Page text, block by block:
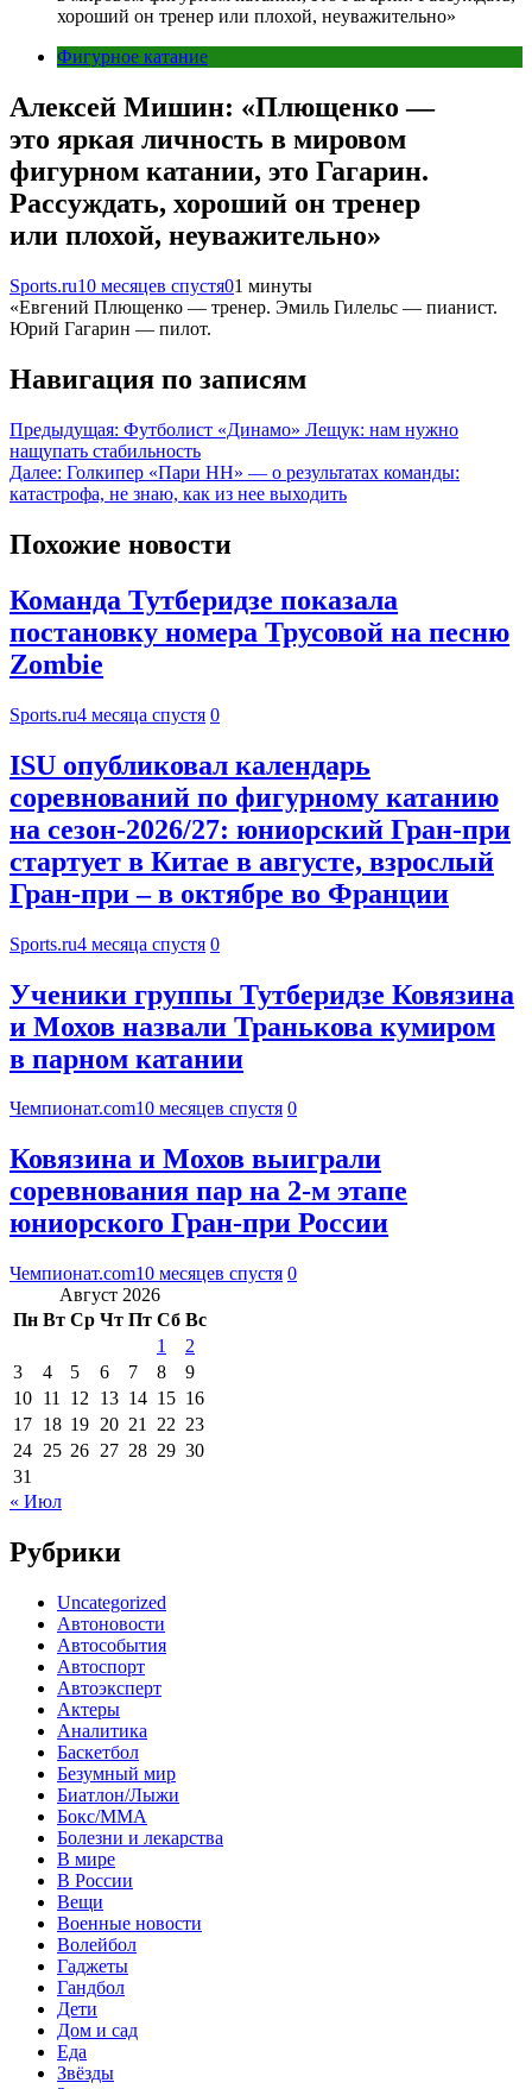
хороший он тренер или плохой, неуважительно»
Фигурное катание
Алексей Мишин: «Плющенко —
это яркая личность в мировом
фигурном катании, это Гагарин.
Рассуждать, хороший он тренер
или плохой, неуважительно»
Sports.ru10 месяцев спустя01 минуты
«Евгений Плющенко — тренер. Эмиль Гилельс — пианист.
Юрий Гагарин — пилот.
Навигация по записям
Предыдущая: Футболист «Динамо» Лещук: нам нужно
нащупать стабильность
Далее: Голкипер «Пари НН» — о результатах команды:
катастрофа, не знаю, как из нее выходить
Похожие новости
Команда Тутберидзе показала
постановку номера Трусовой на песню
Zombie
Sports.ru4 месяца спустя 0
ISU опубликовал календарь
соревнований по фигурному катанию
на сезон-2026/27: юниорский Гран-при
стартует в Китае в августе, взрослый
Гран-при – в октябре во Франции
Sports.ru4 месяца спустя 0
Ученики группы Тутберидзе Ковязина
и Мохов назвали Транькова кумиром
в парном катании
Чемпионат.com10 месяцев спустя 0
Ковязина и Мохов выиграли
соревнования пар на 2-м этапе
юниорского Гран-при России
Чемпионат.com10 месяцев спустя 0
Август 2026
Пн Вт Ср Чт Пт Сб Вс
1
2
3
4 5 6 7 8
9
10 11 12 13 14 15 16
17 18 19 20 21 22 23
24 25 26 27 28 29 30
31
« Июл
Рубрики
Uncategorized
Автоновости
Автособытия
Автоспорт
Автоэксперт
Актеры
Аналитика
Баскетбол
Безумный мир
Биатлон/Лыжи
Бокс/MMA
Болезни и лекарства
В мире
В России
Вещи
Военные новости
Волейбол
Гаджеты
Гандбол
Дети
Дом и сад
Еда
Звёзды